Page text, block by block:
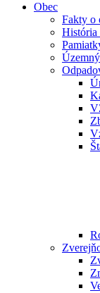
Obec
Fakty o
História